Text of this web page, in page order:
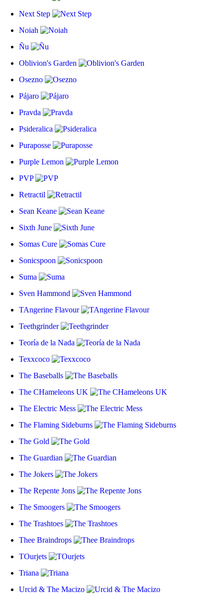
Next Step
Noiah
Ñu
Oblivion's Garden
Osezno
Pájaro
Pravda
Psideralica
Puraposse
Purple Lemon
PVP
Retractil
Sean Keane
Sixth June
Somas Cure
Sonicspoon
Suma
Sven Hammond
TAngerine Flavour
Teethgrinder
Teoría de la Nada
Texxcoco
The Baseballs
The CHameleons UK
The Electric Mess
The Flaming Sideburns
The Gold
The Guardian
The Jokers
The Repente Jons
The Smoogers
The Trashtoes
Thee Braindrops
TOurjets
Triana
Urcid & The Macizo